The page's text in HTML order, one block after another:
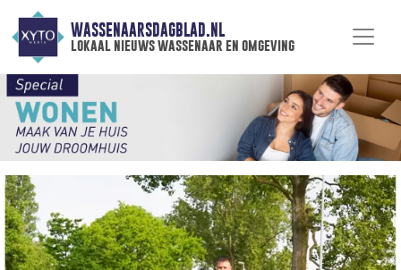
WASSENAARSDAGBLAD.NL
lokaal nieuws wassenaar en omgeving